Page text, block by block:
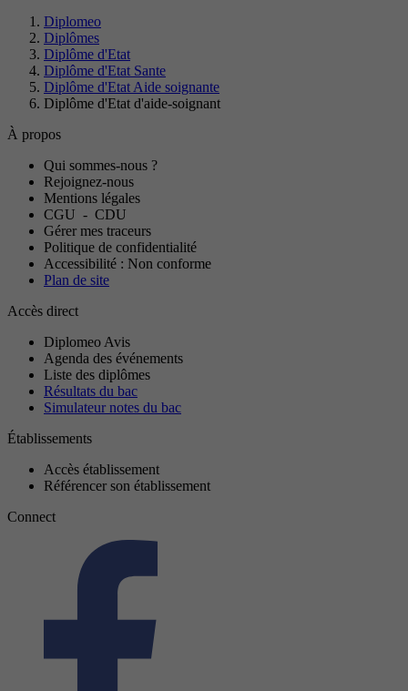
Diplomeo
Diplômes
Diplôme d'Etat
Diplôme d'Etat Sante
Diplôme d'Etat Aide soignante
Diplôme d'Etat d'aide-soignant
À propos
Qui sommes-nous ?
Rejoignez-nous
Mentions légales
CGU - CDU
Gérer mes traceurs
Politique de confidentialité
Accessibilité : Non conforme
Plan de site
Accès direct
Diplomeo Avis
Agenda des événements
Liste des diplômes
Résultats du bac
Simulateur notes du bac
Établissements
Accès établissement
Référencer son établissement
Connect